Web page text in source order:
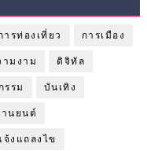
ารท่องเที่ยว
การเมือง
ามงาม
ดิจิทัล
รม
บันเทิง
านยนต์
จ้งแถลงไข